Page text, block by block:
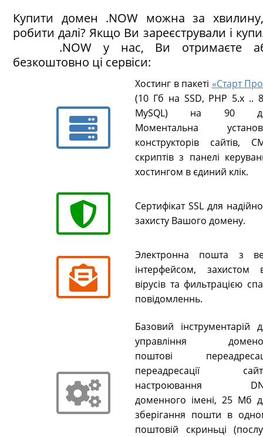
Купити домен .NOW можна за
робити далі? Якщо Ви зареєстрували і
.NOW у нас, Ви отримаєте
безкоштовно ці сервіси:
Хостинг в пакеті «Старт
(10 Гб на SSD, PHP 5.х ..
MySQL) на 90
Моментальна
конструкторів сайтів,
скриптів з панелі
хостингом в єдиний клік.
Сертифікат SSL для
захисту Вашого домену.
Электронна пошта з
інтерфейсом, захистом
вірусів та фильтрацією
повідомленнь.
Базовий інструментарій
управління
поштові
переадресації
настроювання
доменного імені, 25 Мб
зберігання пошти в
поштовій скриньці